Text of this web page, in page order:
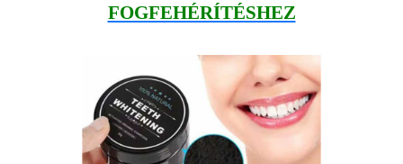
FOGFEHÉRÍTÉSHEZ